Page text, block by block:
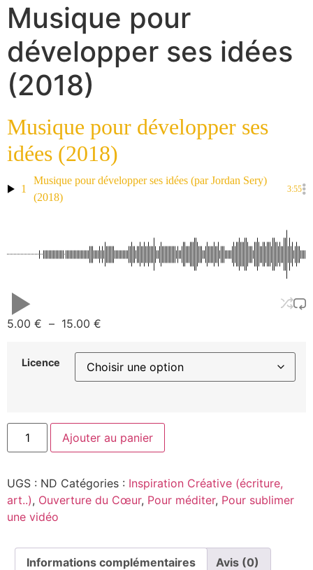
Musique pour
développer ses idées
(2018)
Musique pour développer ses
idées (2018)
1
Musique pour développer ses idées (par Jordan Sery)
(2018)
3:55
5.00 € – 15.00 €
Licence
Ajouter au panier
UGS : ND Catégories : Inspiration Créative (écriture,
art..), Ouverture du Cœur, Pour méditer, Pour sublimer
une vidéo
Informations complémentaires Avis (0)